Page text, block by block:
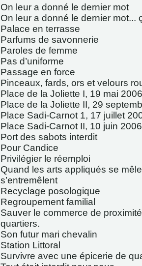
On leur a donné le dernier mot
On leur a donné le dernier mot...
Palace en terrasse
Parfums de savonnerie
Paroles de femme
Pas d’uniforme
Passage en force
Pinceaux, fards, ors et velours
Place de la Joliette I, 19 mai 2006
Place de la Joliette II, 29
Place Sadi-Carnot 1, 17 juillet
Place Sadi-Carnot II, 10 juin 2006
Port des sabots interdit
Pour Candice
Privilégier le réemploi
Quand les arts appliqués se
s’entremêlent
Recyclage posologique
Regroupement familial
Sauver le commerce de
quartiers.
Son futur mari chevalin
Station Littoral
Survivre avec une épicerie de